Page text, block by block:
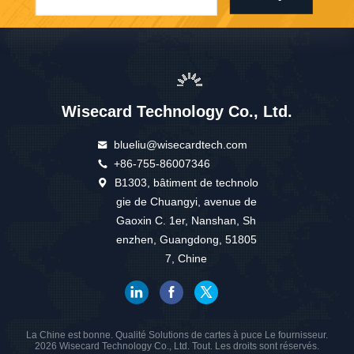
Wisecard Technology Co., Ltd.
blueliu@wisecardtech.com
+86-755-86007346
B1303, bâtiment de technolo
gie de Chuangyi, avenue de
Gaoxin C. 1er, Nanshan, Sh
enzhen, Guangdong, 51805
7, Chine
La Chine est bonne. Qualité Solutions de cartes à puce Le fournisseur.
2026 Wisecard Technology Co., Ltd. Tout. Les droits sont réservés.